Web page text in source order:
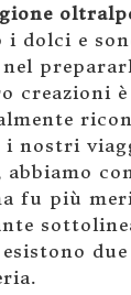
i dolci e
creazioni è
i nostri
abbiamo
fu più